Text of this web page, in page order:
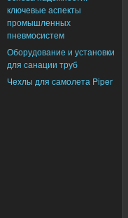
ключевые аспекты
промышленных
пневмосистем
Оборудование и установки
для санации труб
Чехлы для самолета Piper